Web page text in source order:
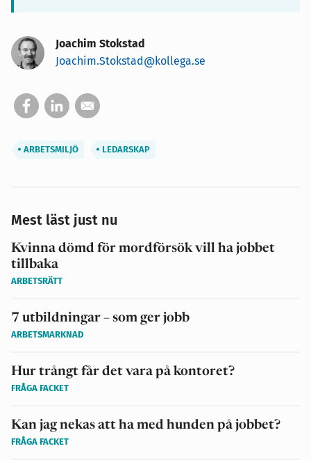
Joachim Stokstad
Joachim.Stokstad@kollega.se
ARBETSMILJÖ LEDARSKAP
Mest läst just nu
Kvinna dömd för mordförsök vill ha jobbet
tillbaka
ARBETSRÄTT
7 utbildningar – som ger jobb
ARBETSMARKNAD
Hur trångt får det vara på kontoret?
FRÅGA FACKET
Kan jag nekas att ha med hunden på jobbet?
FRÅGA FACKET